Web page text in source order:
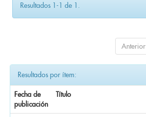
Resultados 1-1 de 1.
Anterior
Resultados por ítem:
Fecha de
publicación
Título